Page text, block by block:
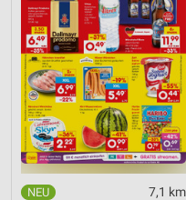
7,1 km
IAB-Besonderheiten:
Verwendung genauer
Geräte anhand von aktiv
Informationen identifizieren
Nicht-IAB-Verarbeitungszwecke:
Notwendig